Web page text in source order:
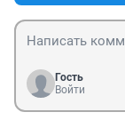
Гость
Войти